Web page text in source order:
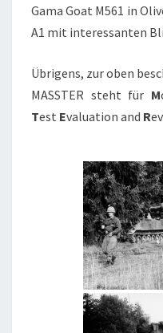
Gama Goat M561 in
A1 mit interessanten
Übrigens, zur oben
MASSTER steht für M
Test Evaluation and R